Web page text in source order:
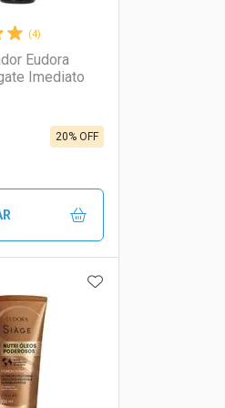
(4)
Eudora
Imediato
20% OFF
FAVORITOSADICIONAR AOS